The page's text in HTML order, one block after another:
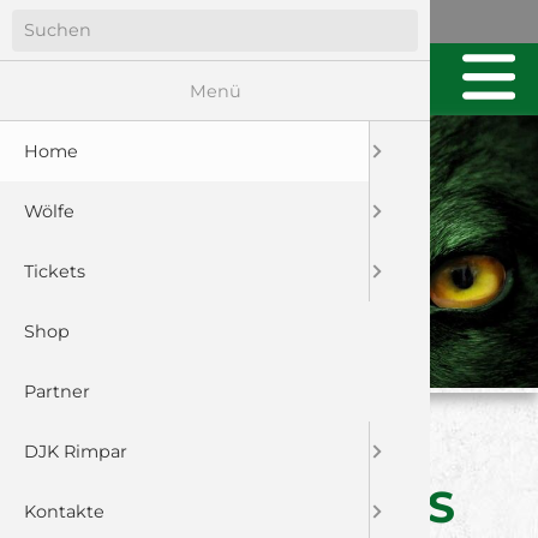
ANKÜNDIGUNG:
SAISONABSCHLUSS
Menü
Home
Wölfe
Tickets
Shop
Partner
DJK Rimpar
Kontakte